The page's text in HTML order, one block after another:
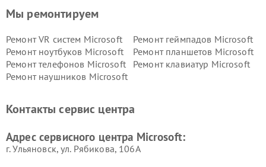
Мы ремонтируем
Ремонт VR систем Microsoft
Ремонт геймпадов Microsoft
Ремонт ноутбуков Microsoft
Ремонт планшетов Microsoft
Ремонт телефонов Microsoft
Ремонт клавиатур Microsoft
Ремонт наушников Microsoft
Контакты сервис центра
Адрес сервисного центра Microsoft:
г. Ульяновск, ул. Рябикова, 106А